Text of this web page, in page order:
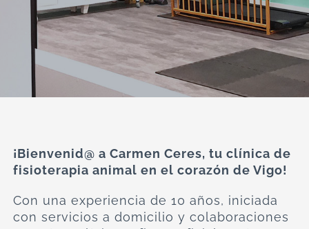
¡Bienvenid@ a Carmen Ceres, tu clínica de
fisioterapia animal en el corazón de Vigo!
Con una experiencia de 10 años, iniciada
con servicios a domicilio y colaboraciones